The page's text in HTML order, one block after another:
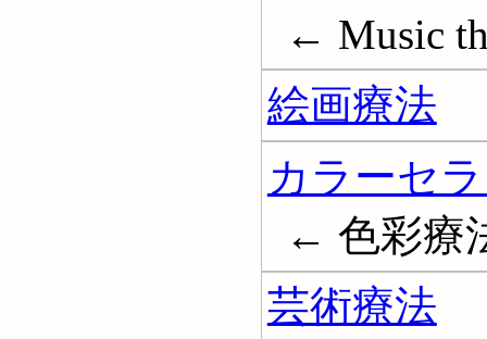
← Music
絵画療法
カラーセ
← 色彩療
芸術療法